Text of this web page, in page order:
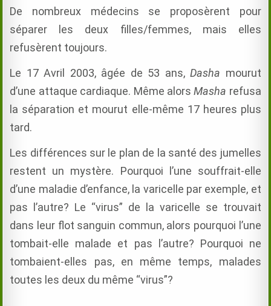
De nombreux médecins se proposèrent pour
séparer les deux filles/femmes, mais elles
refusèrent toujours.
Le 17 Avril 2003, âgée de 53 ans,Dasha mourut
d’une attaque cardiaque. Même alorsMasha refusa
la séparation et mourut elle-même 17 heures plus
tard.
Les différences sur le plan de la santé des jumelles
restent un mystère. Pourquoi l’une souffrait-elle
d’une maladie d’enfance, la varicelle par exemple, et
pas l’autre? Le “virus” de la varicelle se trouvait
dans leur flot sanguin commun, alors pourquoi l’une
tombait-elle malade et pas l’autre? Pourquoi ne
tombaient-elles pas, en même temps, malades
toutes les deux du même “virus”?